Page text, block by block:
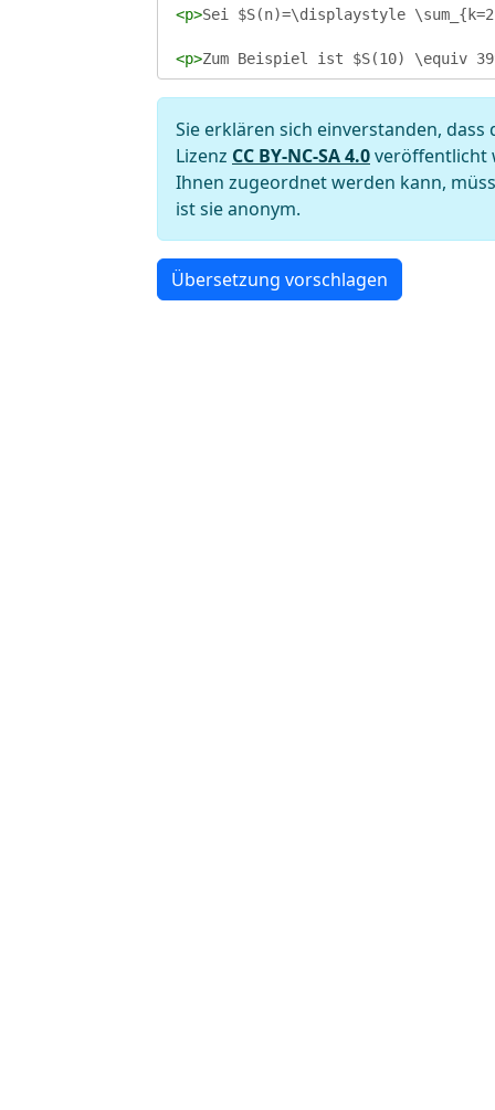
<p>Sei $S(n)=\displaystyle
<p>Zum Beispiel ist $S(10) \equiv
<p>Bestimmen Sie $S(2021)$.
Sie erklären sich einverstanden,
Lizenz CC BY-NC-SA 4.0veröffentlicht
Ihnen zugeordnet werden kann,
ist sie anonym.